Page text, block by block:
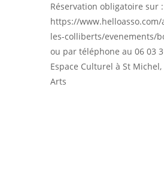
Réservation obligatoire sur :
https://
les-colliberts/evenements/
ou par téléphone au 06 03
Espace Culturel à St
Arts